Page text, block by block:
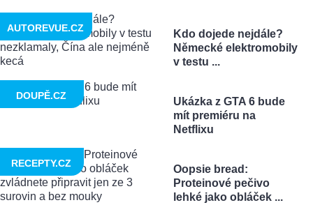
Kdo dojede nejdále?
Německé elektromobily
v testu ...
AUTOREVUE.CZ
Ukázka z GTA 6 bude
mít premiéru na
Netflixu
DOUPĚ.CZ
Oopsie bread:
Proteinové pečivo
lehké jako obláček ...
RECEPTY.CZ